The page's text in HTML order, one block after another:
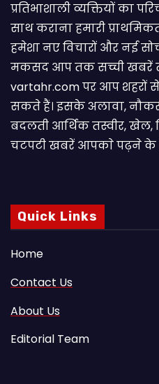
प्रतिभाशाली व्यक्तियों का
साथ कराना हमारी
हमेशा नए विचारों और नई
मकसद आप तक सच्ची खबरें
vartahr.com पर आप शहरों
सकते हैं। इसके अलावा,
बदलती आर्थिक तस्वीर,
चटपटी खबरें आपकाे पढ़ने के
Quick Links
Home
Contact Us
About Us
Editorial Team